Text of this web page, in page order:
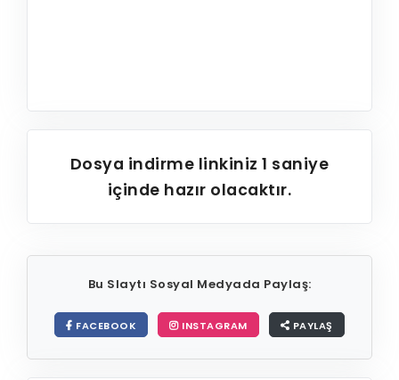
Dosya indirme linkiniz1 saniye
içinde hazır olacaktır.
Bu Slaytı Sosyal Medyada Paylaş:
FACEBOOK INSTAGRAM PAYLAŞ